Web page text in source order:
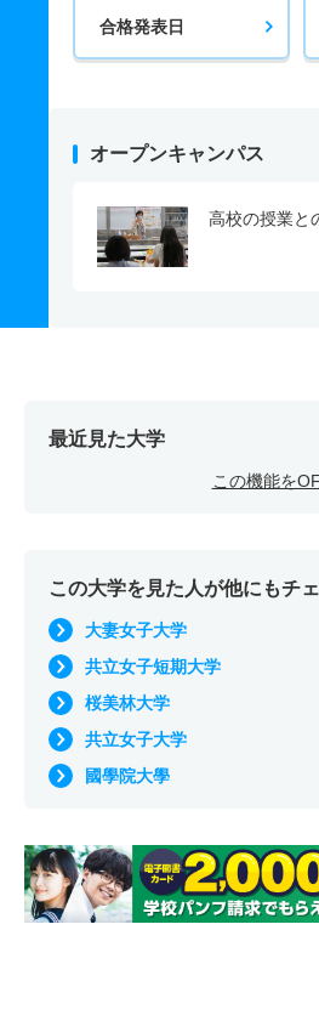
合格発表日
オープンキャンパス
高校の授業と
最近見た大学
この機能を
この大学を見た人が他にもチ
大妻女子大学
共立女子短期大学
桜美林大学
共立女子大学
國學院大學